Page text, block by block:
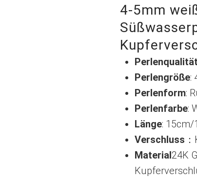
4-5mm
Perlenqualität
Perlengröße:
Perlenform:
Perlenfarbe:
Länge:
Verschluss
Material24K